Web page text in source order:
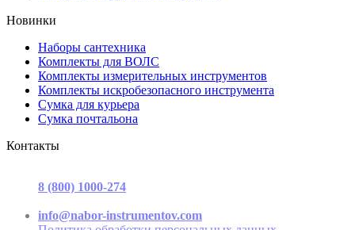
Новинки
Наборы сантехника
Комплекты для ВОЛС
Комплекты измерительных инструментов
Комплекты искробезопасного инструмента
Сумка для курьера
Сумка почтальона
Контакты
8 (800) 1000-274
info@nabor-instrumentov.com